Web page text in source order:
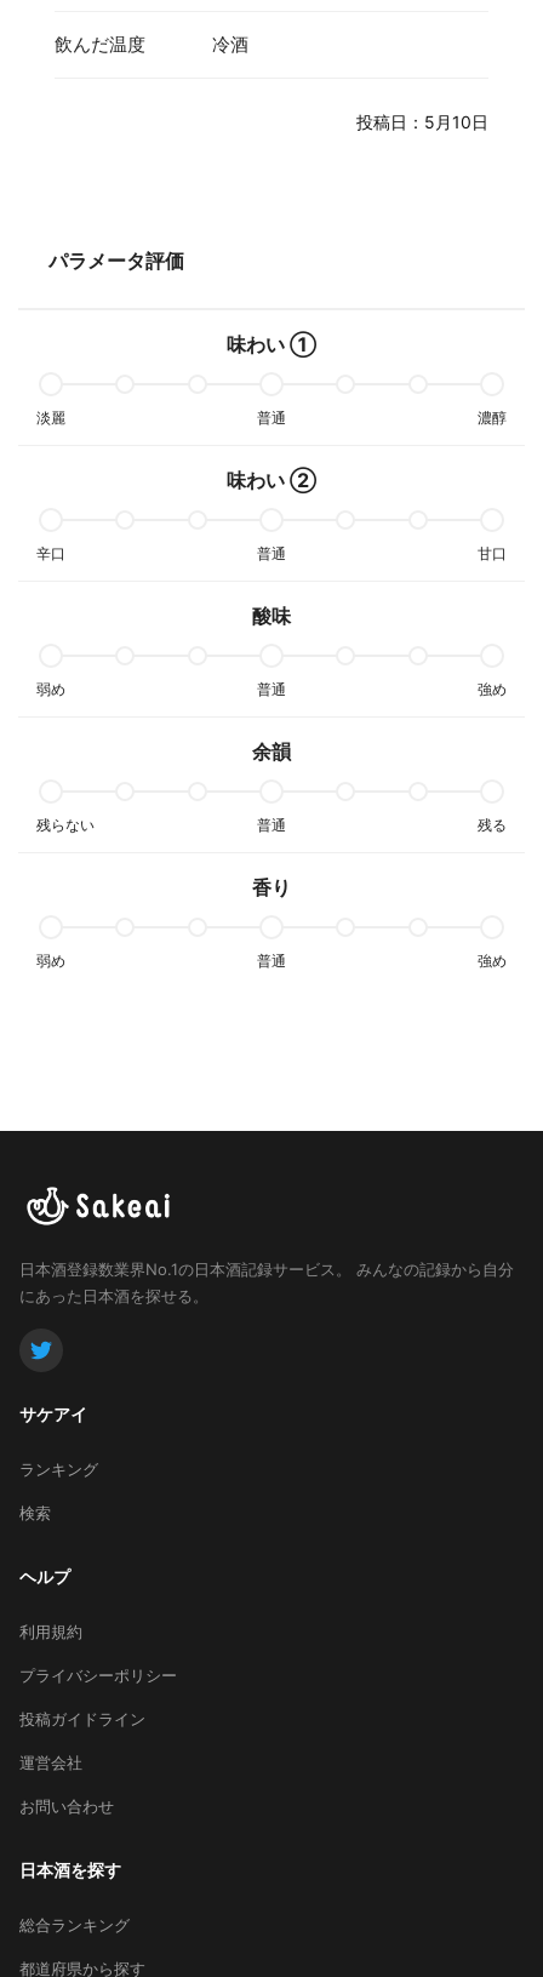
飲んだ温度 冷酒
投稿日：5月10日
パラメータ評価
味わい ①
淡麗 普通 濃醇
味わい ②
辛口 普通 甘口
酸味
弱め 普通 強め
余韻
残らない 普通 残る
香り
弱め 普通 強め
日本酒登録数業界No.1の日本酒記録サービス。
みんなの記録から自分
にあった日本酒を探せる。
サケアイ
ランキング
検索
ヘルプ
利用規約
プライバシーポリシー
投稿ガイドライン
運営会社
お問い合わせ
日本酒を探す
総合ランキング
都道府県から探す